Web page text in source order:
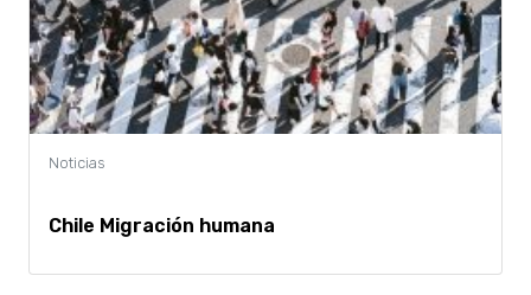
Chile Migración humana